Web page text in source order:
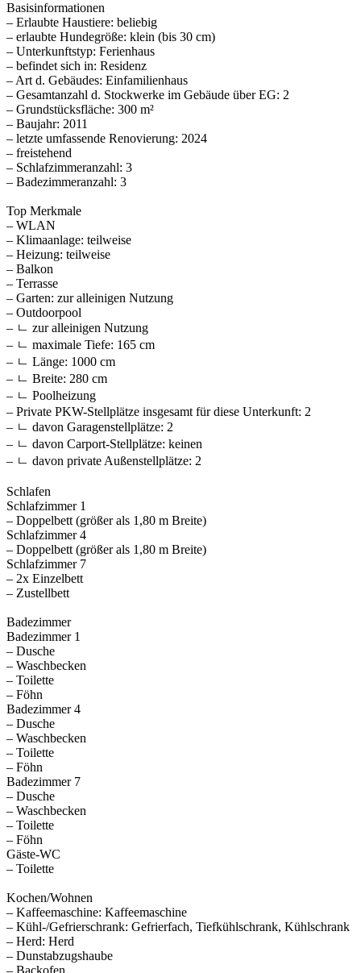
Basisinformationen
– Erlaubte Haustiere: beliebig
– erlaubte Hundegröße: klein (bis 30 cm)
– Unterkunftstyp: Ferienhaus
– befindet sich in: Residenz
– Art d. Gebäudes: Einfamilienhaus
– Gesamtanzahl d. Stockwerke im Gebäude über EG: 2
– Grundstücksfläche: 300 m²
– Baujahr: 2011
– letzte umfassende Renovierung: 2024
– freistehend
– Schlafzimmeranzahl: 3
– Badezimmeranzahl: 3
Top Merkmale
– WLAN
– Klimaanlage: teilweise
– Heizung: teilweise
– Balkon
– Terrasse
– Garten: zur alleinigen Nutzung
– Outdoorpool
– ㄴ zur alleinigen Nutzung
– ㄴ maximale Tiefe: 165 cm
– ㄴ Länge: 1000 cm
– ㄴ Breite: 280 cm
– ㄴ Poolheizung
– Private PKW-Stellplätze insgesamt für diese Unterkunft: 2
– ㄴ davon Garagenstellplätze: 2
– ㄴ davon Carport-Stellplätze: keinen
– ㄴ davon private Außen­stellplätze: 2
Schlafen
Schlafzimmer 1
– Doppelbett (größer als 1,80 m Breite)
Schlafzimmer 4
– Doppelbett (größer als 1,80 m Breite)
Schlafzimmer 7
– 2x Einzelbett
– Zustellbett
Badezimmer
Badezimmer 1
– Dusche
– Waschbecken
– Toilette
– Föhn
Badezimmer 4
– Dusche
– Waschbecken
– Toilette
– Föhn
Badezimmer 7
– Dusche
– Waschbecken
– Toilette
– Föhn
Gäste-WC
– Toilette
Kochen/Wohnen
– Kaffeemaschine: Kaffeemaschine
– Kühl-/Gefrierschrank: Gefrierfach, Tiefkühlschrank, Kühlschrank
– Herd: Herd
– Dunstabzugshaube